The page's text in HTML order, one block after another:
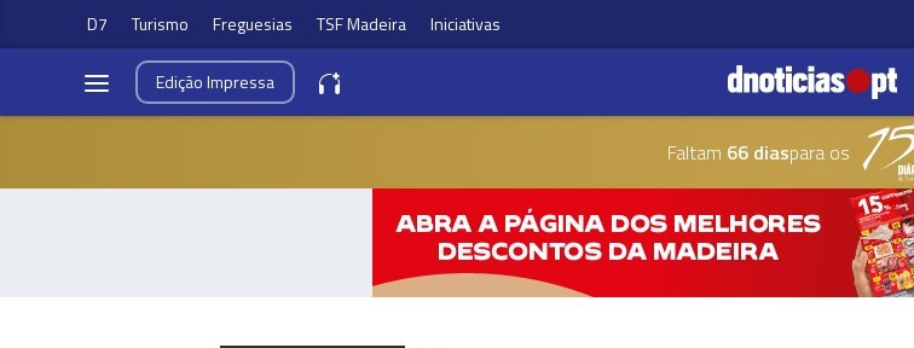
D7 Turismo Freguesias TSF Madeira Iniciativas
EdiçãoImpressa
Faltam 66 diaspara os